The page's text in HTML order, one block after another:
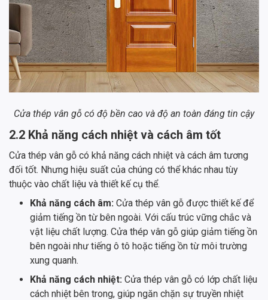
Cửa thép vân gỗ có độ bền cao và độ an toàn đáng tin cậy
2.2 Khả năng cách nhiệt và cách âm tốt
Cửa thép vân gỗ có khả năng cách nhiệt và cách âm tương
đối tốt. Nhưng hiệu suất của chúng có thể khác nhau tùy
thuộc vào chất liệu và thiết kế cụ thể.
Khả năng cách âm: Cửa thép vân gỗ được thiết kế để
giảm tiếng ồn từ bên ngoài. Với cấu trúc vững chắc và
vật liệu chất lượng. Cửa thép vân gỗ giúp giảm tiếng ồn
bên ngoài như tiếng ô tô hoặc tiếng ồn từ môi trường
xung quanh.
Khả năng cách nhiệt: Cửa thép vân gỗ có lớp chất liệu
cách nhiệt bên trong, giúp ngăn chặn sự truyền nhiệt